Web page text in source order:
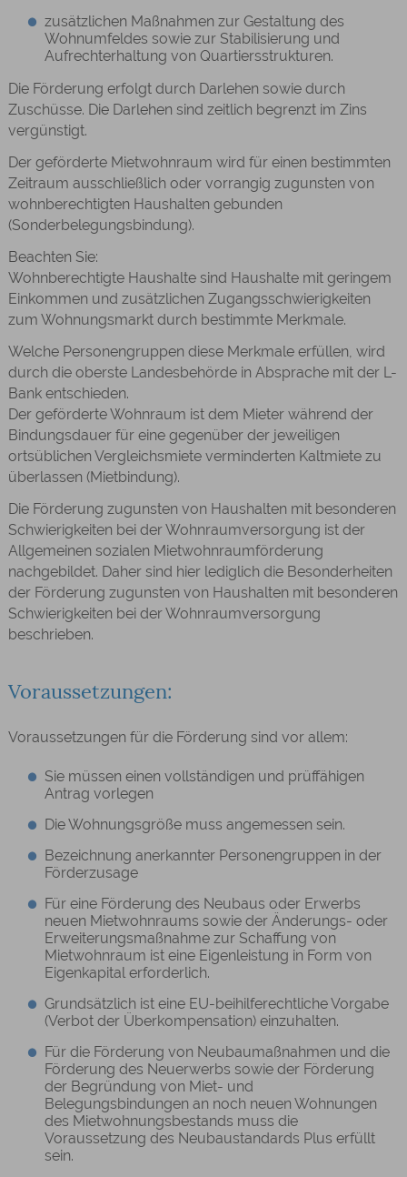
zusätzlichen Maßnahmen zur Gestaltung des
Wohnumfeldes sowie zur Stabilisierung und
Aufrechterhaltung von Quartiersstrukturen.
Die Förderung erfolgt durch Darlehen sowie durch
Zuschüsse. Die Darlehen sind zeitlich begrenzt im Zins
vergünstigt.
Der geförderte Mietwohnraum wird für einen bestimmten
Zeitraum ausschließlich oder vorrangig zugunsten von
wohnberechtigten Haushalten gebunden
(Sonderbelegungsbindung).
Beachten Sie:
Wohnberechtigte Haushalte sind Haushalte mit geringem
Einkommen und zusätzlichen Zugangsschwierigkeiten
zum Wohnungsmarkt durch bestimmte Merkmale.
Welche Personengruppen diese Merkmale erfüllen, wird
durch die oberste Landesbehörde in Absprache mit der L-
Bank entschieden.
Der geförderte Wohnraum ist dem Mieter während der
Bindungsdauer für eine gegenüber der jeweiligen
ortsüblichen Vergleichsmiete verminderten Kaltmiete zu
überlassen (Mietbindung).
Die Förderung zugunsten von Haushalten mit besonderen
Schwierigkeiten bei der Wohnraumversorgung ist der
Allgemeinen sozialen Mietwohnraumförderung
nachgebildet. Daher sind hier lediglich die Besonderheiten
der Förderung zugunsten von Haushalten mit besonderen
Schwierigkeiten bei der Wohnraumversorgung
beschrieben.
Voraussetzungen:
Voraussetzungen für die Förderung sind vor allem:
Sie müssen einen vollständigen und prüffähigen
Antrag vorlegen
Die Wohnungsgröße muss angemessen sein.
Bezeichnung anerkannter Personengruppen in der
Förderzusage
Für eine Förderung des Neubaus oder Erwerbs
neuen Mietwohnraums sowie der Änderungs- oder
Erweiterungsmaßnahme zur Schaffung von
Mietwohnraum ist eine Eigenleistung in Form von
Eigenkapital erforderlich.
Grundsätzlich ist eine EU-beihilferechtliche Vorgabe
(Verbot der Überkompensation) einzuhalten.
Für die Förderung von Neubaumaßnahmen und die
Förderung des Neuerwerbs sowie der Förderung
der Begründung von Miet- und
Belegungsbindungen an noch neuen Wohnungen
des Mietwohnungsbestands muss die
Voraussetzung des Neubaustandards Plus erfüllt
sein.